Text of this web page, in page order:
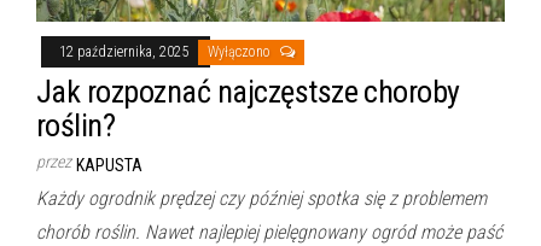
12 października, 2025 Wyłączono
Jak rozpoznać najczęstsze choroby
roślin?
przez KAPUSTA
Każdy ogrodnik prędzej czy później spotka się z problemem
chorób roślin. Nawet najlepiej pielęgnowany ogród może paść